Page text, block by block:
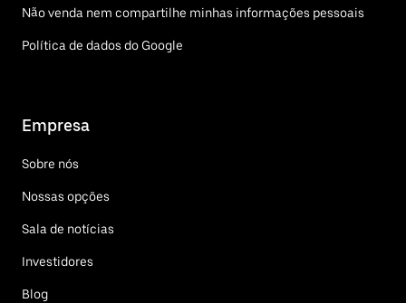
Não venda nem compartilhe minhas informações pessoais
Política de dados do Google
Empresa
Sobre nós
Nossas opções
Sala de notícias
Investidores
Blog